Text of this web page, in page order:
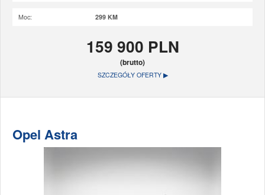
Moc: 299 KM
159 900 PLN
(brutto)
SZCZEGÓŁY OFERTY ▶
Opel Astra